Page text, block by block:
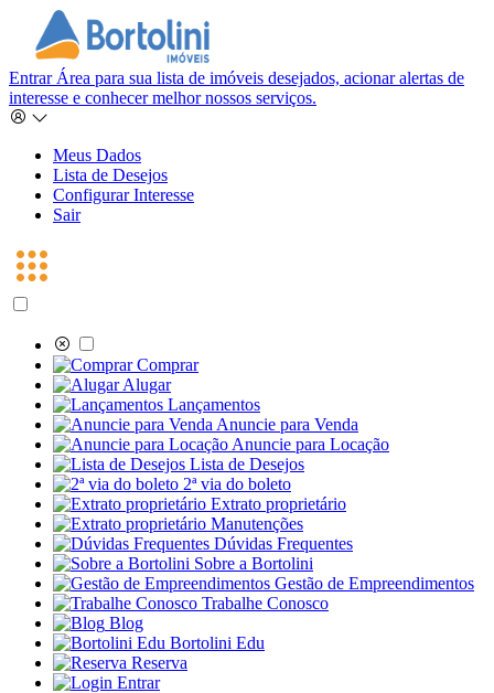
Entrar Área para sua lista de imóveis desejados, acionar alertas de
interesse e conhecer melhor nossos serviços.
Meus Dados
Lista de Desejos
Configurar Interesse
Sair
Comprar
Alugar
Lançamentos
Anuncie para Venda
Anuncie para Locação
Lista de Desejos
2ª via do boleto
Extrato proprietário
Manutenções
Dúvidas Frequentes
Sobre a Bortolini
Gestão de Empreendimentos
Trabalhe Conosco
Blog
Bortolini Edu
Reserva
Entrar